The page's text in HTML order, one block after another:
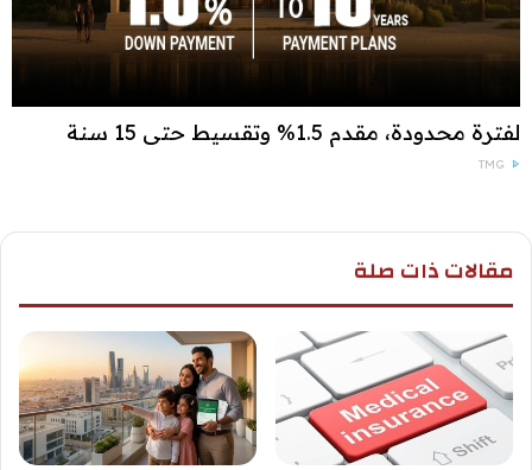
لفترة محدودة، مقدم 1.5% وتقسيط حتى 15 سنة
TMG
مقالات ذات صلة